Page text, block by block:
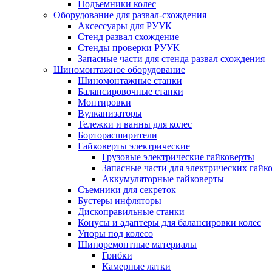
Подъемники колес
Оборудование для развал-схождения
Аксессуары для РУУК
Стенд развал схождение
Стенды проверки РУУК
Запасные части для стенда развал схождения
Шиномонтажное оборудование
Шиномонтажные станки
Балансировочные станки
Монтировки
Вулканизаторы
Тележки и ванны для колес
Борторасширители
Гайковерты электрические
Грузовые электрические гайковерты
Запасные части для электрических
Аккумуляторные гайковерты
Съемники для секреток
Бустеры инфляторы
Дископравильные станки
Конусы и адаптеры для балансировки колес
Упоры под колесо
Шиноремонтные материалы
Грибки
Камерные латки